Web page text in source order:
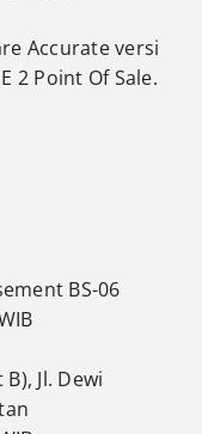
Accurate versi
2 Point Of Sale.
BS-06
Jl. Dewi